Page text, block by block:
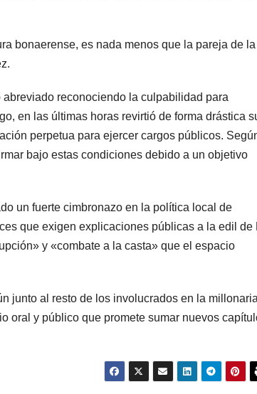
bonaerense, es nada menos que la pareja de la
reconociendo la culpabilidad para
en las últimas horas revirtió de forma drástica
perpetua para ejercer cargos públicos.
bajo estas condiciones debido a un objetivo
un fuerte cimbronazo en la política local de
que exigen explicaciones públicas a la edil de
y «combate a la casta» que el espacio
junto al resto de los involucrados en la millonaria
oral y público que promete sumar nuevos